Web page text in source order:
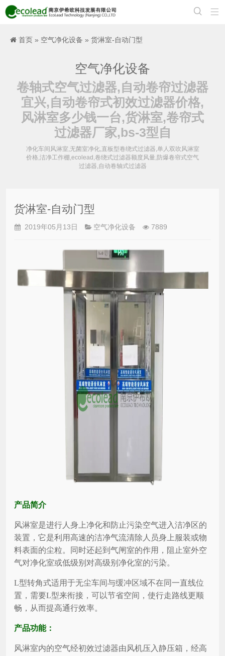


首页 » 空气净化设备 » 货淋室-自动门型
空气净化设备
卷轴式空气过滤器,自动卷帘过滤器
宜兴,自动卷帘式初效过滤器价格,
风淋室多少钱一台,货淋室,卷帘式
过滤器厂家,bs-3型自
净化车间风淋室,无菌室净化,直板型卷绕式过滤器,单人双吹风淋室
价格,洁净工作棚,ecolead,卷绕式过滤器额度风量,防爆卷帘式空气
过滤器,自动卷轴式过滤器
货淋室-自动门型
2019年05月13日 空气净化设备 7889
产品简介
风淋室是进行人身上净化和防止污染空气进入洁净区的
装置，它是利用高速的洁净气流清除人员身上服装或物
料表面的尘粒。同时还起到气闸室的作用，阻止室外空
气对净化室或低级别对高级别净化室的污染。
L型转角式适用于无尘车间与缓冲区域不在同一直线位
置，需要L型来衔接，可以节省空间，使行走路线更顺
畅，从而提高通行效率。
产品功能：
风淋室内的空气经初效过滤器由风机压入静压箱，经高